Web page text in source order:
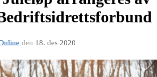
den 18. des 2020